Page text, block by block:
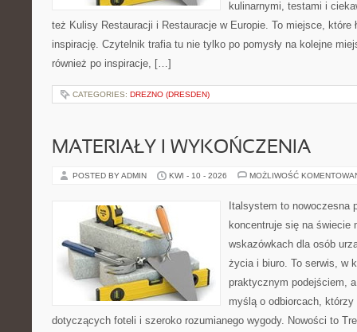
kulinarnymi, testami i
też Kulisy Restauracji i Restauracje w Europie. To miejsce, które
inspirację. Czytelnik trafia tu nie tylko po pomysły na kolejne
również po inspiracje, […]
CATEGORIES: DREZNO (DRESDEN)
MATERIAŁY I WYKOŃCZENIA
POSTED BY ADMIN KWI - 10 - 2026 MOŻLIWOŚĆ
Italsystem to nowoczesna
koncentruje się na świecie
wskazówkach dla osób
życia i biuro. To serwis, w
praktycznym podejściem,
myślą o odbiorcach,
dotyczących foteli i szeroko rozumianego wygody. Nowości to